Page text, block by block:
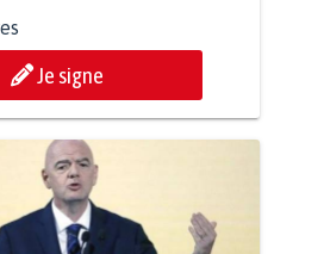
Je signe